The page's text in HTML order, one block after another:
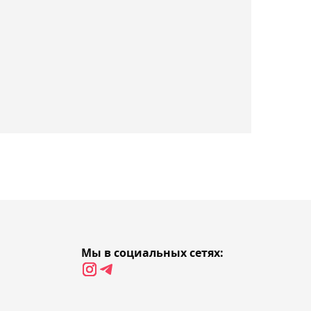
08:29, Сегодня
Мы в социальных сетях: